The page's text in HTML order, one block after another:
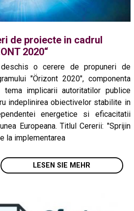
de proiecte in cadrul
2020“
deschis o cerere de propuneri de
"Örizont 2020", componenta
tema implicarii autoritatilor publice
indeplinirea obiectivelor stabilite in
energetice si eficacitatii
Europeana. Titlul Cererii: "Sprijin
la implementarea
LESEN SIE MEHR